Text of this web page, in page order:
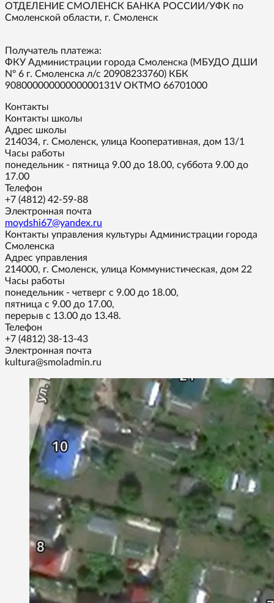
ОТДЕЛЕНИЕ СМОЛЕНСК БАНКА РОССИИ/УФК по
Смоленской области, г. Смоленск
Получатель платежа:
ФКУ Администрации города Смоленска (МБУДО ДШИ
Nº 6 г. Смоленска л/с 20908233760) КБК
90800000000000000131V ОКТМО 66701000
Контакты
Контакты школы
Адрес школы
214034, г. Смоленск, улица Кооперативная, дом 13/1
Часы работы
понедельник - пятница 9.00 до 18.00, суббота 9.00 до
17.00
Телефон
+7 (4812) 42-59-88
Электронная почта
moydshi67@yandex.ru
Контакты управления культуры Администрации города
Смоленска
Адрес управления
214000, г. Смоленск, улица Коммунистическая, дом 22
Часы работы
понедельник - четверг с 9.00 до 18.00,
пятница с 9.00 до 17.00,
перерыв с 13.00 до 13.48.
Телефон
+7 (4812) 38-13-43
Электронная почта
kultura@smoladmin.ru